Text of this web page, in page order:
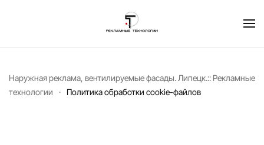
Перейти к содержимому
Наружная реклама, вентилируемые фасады. Липецк.:: Рекламные
технологии
Политика обработки cookie-файлов